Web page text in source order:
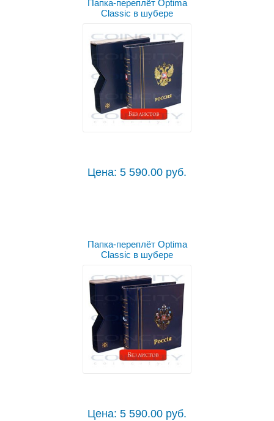
Папка-переплёт Optima
Classic в шубере
Цена: 5 590.00 руб.
Папка-переплёт Optima
Classic в шубере
Цена: 5 590.00 руб.